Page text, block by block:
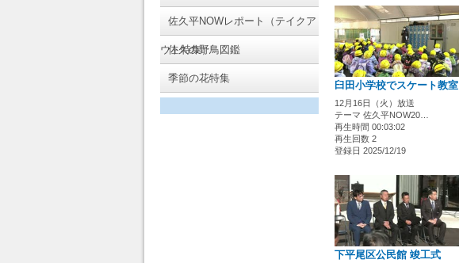
佐久平NOWレポート（テイクア
ウト特集）
佐久の野鳥図鑑
季節の花特集
臼田小学校でスケート教室
12月16日（火）放送
テーマ 佐久平NOW20…
再生時間 00:03:02
再生回数 2
登録日 2025/12/19
下平尾区公民館 竣工式